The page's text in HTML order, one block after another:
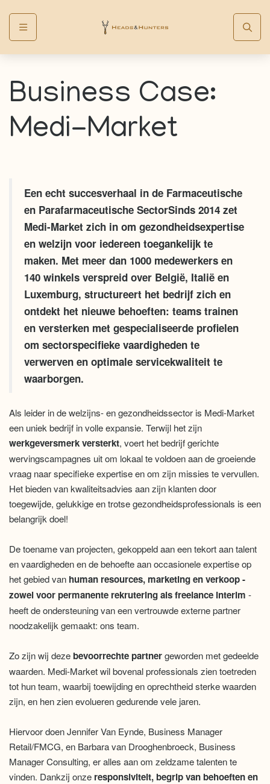
Menu
Business Case:
Medi-Market
Een echt succesverhaal in de Farmaceutische
en Parafarmaceutische SectorSinds 2014 zet
Medi-Market zich in om gezondheidsexpertise
en welzijn voor iedereen toegankelijk te
maken. Met meer dan 1000 medewerkers en
140 winkels verspreid over België, Italië en
Luxemburg, structureert het bedrijf zich en
ontdekt het nieuwe behoeften: teams trainen
en versterken met gespecialiseerde profielen
om sectorspecifieke vaardigheden te
verwerven en optimale servicekwaliteit te
waarborgen.
Als leider in de welzijns- en gezondheidssector is Medi-Market
een uniek bedrijf in volle expansie. Terwijl het zijn
werkgeversmerk versterkt, voert het bedrijf gerichte
wervingscampagnes uit om lokaal te voldoen aan de groeiende
vraag naar specifieke expertise en om zijn missies te vervullen.
Het bieden van kwaliteitsadvies aan zijn klanten door
toegewijde, gelukkige en trotse gezondheidsprofessionals is een
belangrijk doel!
De toename van projecten, gekoppeld aan een tekort aan talent
en vaardigheden en de behoefte aan occasionele expertise op
het gebied van human resources, marketing en verkoop -
zowel voor permanente rekrutering als freelance interim -
heeft de ondersteuning van een vertrouwde externe partner
noodzakelijk gemaakt: ons team.
Zo zijn wij deze bevoorrechte partnergeworden met gedeelde
waarden. Medi-Market wil bovenal professionals zien toetreden
tot hun team, waarbij toewijding en oprechtheid sterke waarden
zijn, en hen zien evolueren gedurende vele jaren.
Hiervoor doen Jennifer Van Eynde, Business Manager
Retail/FMCG, en Barbara van Drooghenbroeck, Business
Manager Consulting, er alles aan om zeldzame talenten te
vinden. Dankzij onze responsiviteit, begrip van behoeften en